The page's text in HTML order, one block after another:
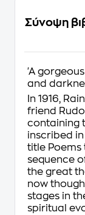
Σύνοψη
'A
and
In 1916,
friend
containing
inscribed
title Poems
sequence
the great
now
stages in
spiritual